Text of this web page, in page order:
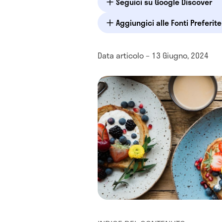
Aggiungici alle Fonti
Data articolo – 13 Giugno, 2024